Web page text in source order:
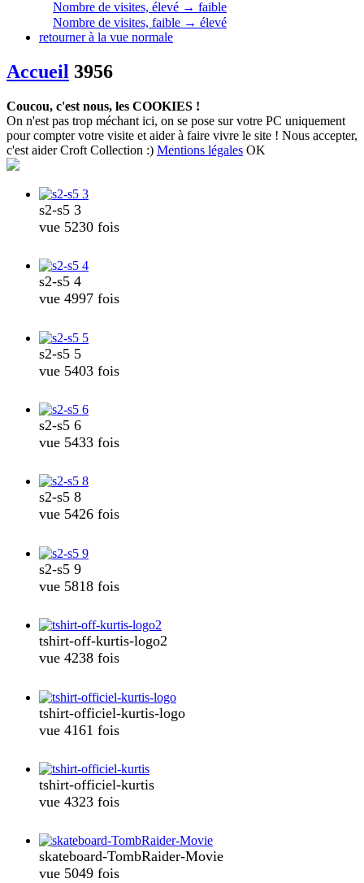
Nombre de visites, élevé → faible
Nombre de visites, faible → élevé
retourner à la vue normale
Accueil 3956
Coucou, c'est nous, les COOKIES !
On n'est pas trop méchant ici, on se pose sur votre PC uniquement
pour compter votre visite et aider à faire vivre le site ! Nous accepter,
c'est aider Croft Collection :) Mentions légales OK
s2-s5 3
vue 5230 fois
s2-s5 4
vue 4997 fois
s2-s5 5
vue 5403 fois
s2-s5 6
vue 5433 fois
s2-s5 8
vue 5426 fois
s2-s5 9
vue 5818 fois
tshirt-off-kurtis-logo2
vue 4238 fois
tshirt-officiel-kurtis-logo
vue 4161 fois
tshirt-officiel-kurtis
vue 4323 fois
skateboard-TombRaider-Movie
vue 5049 fois